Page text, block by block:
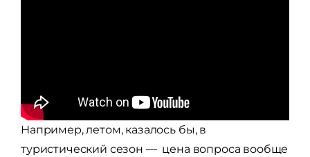
Например, летом, казалось бы, в
туристический сезон — цена вопроса вообще